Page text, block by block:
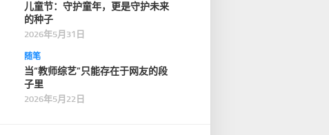
儿童节：守护童年，更是守护未来
的种子
2026年5月31日
随笔
当“教师综艺”只能存在于网友的段
子里
2026年5月22日